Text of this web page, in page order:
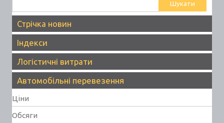
Стрічка новин
Індекси
Логістичні витрати
Автомобільні перевезення
Ціни
Обсяги